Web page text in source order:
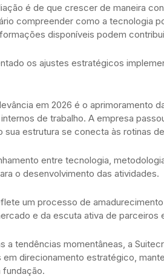
é de que crescer de maneira
compreender como a tecnologia
disponíveis podem
os ajustes estratégicos
em 2026 é o aprimoramento
de trabalho. A empresa
estrutura se conecta às rotinas
entre tecnologia,
o desenvolvimento das atividades.
um processo de
e da escuta ativa de parceiros
a tendências momentâneas, a
direcionamento estratégico,
fundação.